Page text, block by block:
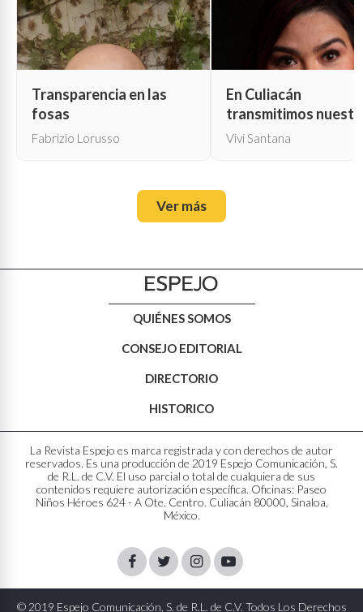
Transparencia en las
fosas
Fabrizio Lorusso
En Culiacán
transmitimos
propia muerte
Vivi Santana
Ver más
QUIÉNES SOMOS
CONSEJO EDITORIAL
DIRECTORIO
HISTORICO
La Revista Espejo es marca registrada y con derechos de autor
reservados. Es una producción de 2019 Espejo Comunicación, S.
de R.L. de C.V. El uso parcial o total de cualquiera de sus
contenidos requiere autorización específica. Oficinas: Paseo
Niños Héroes 624 - A Ote. Centro. Culiacán 80000, Sinaloa,
México.
FacebookTwitterInstagram
Youtube
© 2019 Espejo Comunicación, S. de R.L. de C.V. Todos Los Derechos